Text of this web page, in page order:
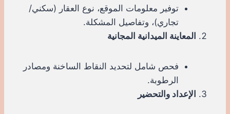
توفير معلومات الموقع، نوع العقار (سكني/
تجاري)، وتفاصيل المشكلة.
المعاينة الميدانية المجانية
فحص شامل لتحديد النقاط الساخنة ومصادر
الرطوبة.
الإعداد والتحضير